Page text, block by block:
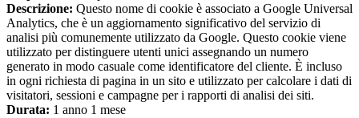
Descrizione: Questo nome di cookie è associato a Google Universal
Analytics, che è un aggiornamento significativo del servizio di
analisi più comunemente utilizzato da Google. Questo cookie viene
utilizzato per distinguere utenti unici assegnando un numero
generato in modo casuale come identificatore del cliente. È incluso
in ogni richiesta di pagina in un sito e utilizzato per calcolare i dati di
visitatori, sessioni e campagne per i rapporti di analisi dei siti.
Durata: 1 anno 1 mese